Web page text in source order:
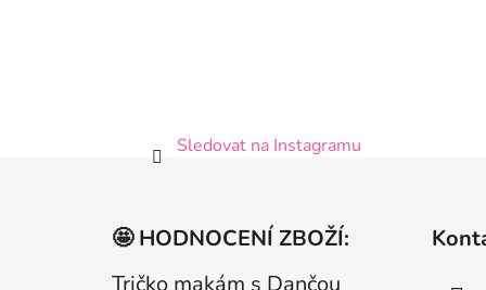
Sledovat na Instagramu
🤩 HODNOCENÍ ZBOŽÍ:
Tričko makám s Dančou